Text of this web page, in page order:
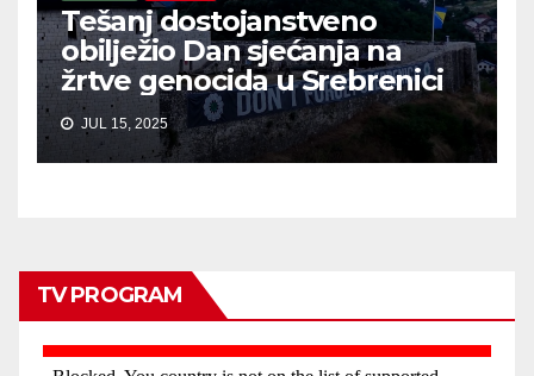
Tešanj dostojanstveno
obilježio Dan sjećanja na
žrtve genocida u Srebrenici
JUL 15, 2025
TV PROGRAM